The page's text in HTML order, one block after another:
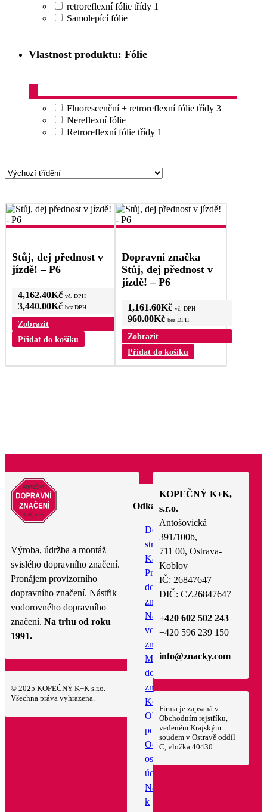
retroreflexní fólie třídy 1
Samolepící fólie
Vlastnost produktu: Fólie
Fluorescenční + retroreflexní fólie třídy 3
Nereflexní fólie
Retroreflexní fólie třídy 1
Stůj, dej přednost v
jízdě! – P6
4,162.40Kč vč. DPH
3,440.00Kč bez DPH
Zobrazit
Přidat do košíku
Dopravní značka
Stůj, dej přednost v
jízdě! – P6
1,161.60Kč vč. DPH
960.00Kč bez DPH
Zobrazit
Přidat do košíku
Výroba, údržba a montáž
svislého dopravního značení.
Pronájem provizorního
dopravního značení. Nástřik
vodorovného dopravního
značení. Na trhu od roku
1991.
© 2025 KOPEČNÝ K+K s.r.o.
Všechna práva vyhrazena.
Odkazy
Domovská
stránka
Katalog
Pronájem
dopravního
značení
Nástřik
vodorovného
značení
Montáž
dopravního
značení
Kontakt
Obchodní
podmínky
Ochrana
osobních
údajů
Návod
k
KOPEČNÝ K+K,
s.r.o.
Antošovická
391/100b,
711 00, Ostrava-
Koblov
IČ: 26847647
DIČ: CZ26847647
+420 602 502 243
+420 596 239 150
info@znacky.com
Firma je zapsaná v
Obchodním rejstříku,
vedeném Krajským
soudem v Ostravě oddíl
C, vložka 40430.